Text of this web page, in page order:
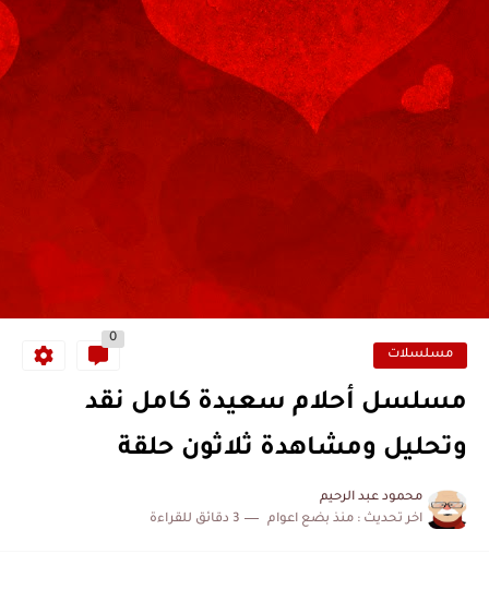
مسلسلات
0
مسلسل أحلام سعيدة كامل نقد
وتحليل ومشاهدة ثلاثون حلقة
محمود عبد الرحيم
اخر تحديث : منذ بضع اعوام 3 دقائق للقراءة